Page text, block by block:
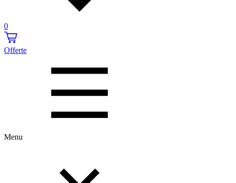
0
Offerte
Menu